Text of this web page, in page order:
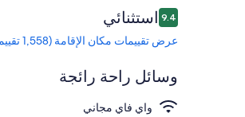
التقييمات
9.49.4 من 10استثنائي
عرض تقييمات مكان الإقامة (1,558 تقييماً)
وسائل راحة رائجة
واي فاي مجاني